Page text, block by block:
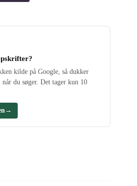
kilde på Google, så dukker
du søger. Det tager kun 10
→